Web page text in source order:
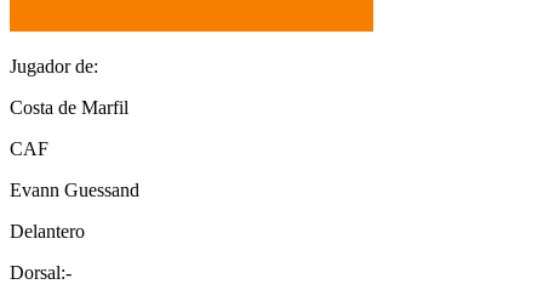
Jugador de:
Costa de Marfil
CAF
Evann Guessand
Delantero
Dorsal:-